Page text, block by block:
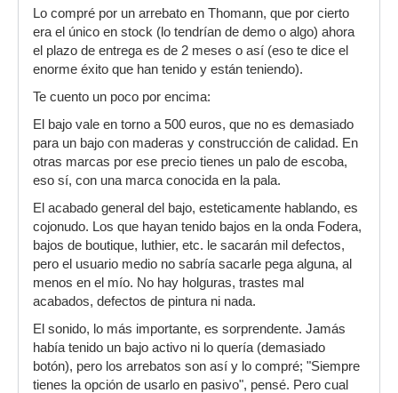
Lo compré por un arrebato en Thomann, que por cierto
era el único en stock (lo tendrían de demo o algo) ahora
el plazo de entrega es de 2 meses o así (eso te dice el
enorme éxito que han tenido y están teniendo).
Te cuento un poco por encima:
El bajo vale en torno a 500 euros, que no es demasiado
para un bajo con maderas y construcción de calidad. En
otras marcas por ese precio tienes un palo de escoba,
eso sí, con una marca conocida en la pala.
El acabado general del bajo, esteticamente hablando, es
cojonudo. Los que hayan tenido bajos en la onda Fodera,
bajos de boutique, luthier, etc. le sacarán mil defectos,
pero el usuario medio no sabría sacarle pega alguna, al
menos en el mío. No hay holguras, trastes mal
acabados, defectos de pintura ni nada.
El sonido, lo más importante, es sorprendente. Jamás
había tenido un bajo activo ni lo quería (demasiado
botón), pero los arrebatos son así y lo compré; "Siempre
tienes la opción de usarlo en pasivo", pensé. Pero cual